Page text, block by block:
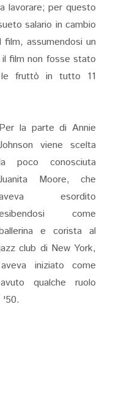
lavorare; per questo
salario in cambio
assumendosi un
film non fosse stato
le fruttò in tutto 11
Per la parte di Annie
viene scelta
poco conosciuta
Moore, che
esordito
come
e corista al
club di New York,
iniziato come
qualche ruolo
'50.